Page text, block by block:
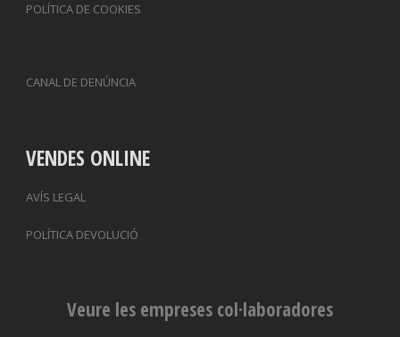
POLÍTICA DE COOKIES
CANAL DE DENÚNCIA
VENDES ONLINE
AVÍS LEGAL
POLÍTICA DEVOLUCIÓ
Veure les empreses col·laboradores